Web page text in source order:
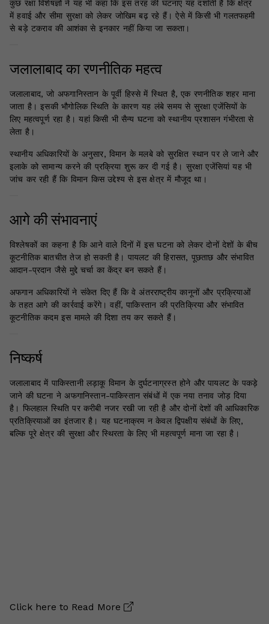
कुछ रक्षा विशेषज्ञों ने यह भी कहा कि इस तरह की घटनाएं यह दर्शाती हैं कि क्षेत्र
में हवाई और सीमा सुरक्षा को लेकर जोखिम बढ़ रहे हैं। ऐसे में किसी भी गलतफहमी
से बड़े टकराव की आशंका से इनकार नहीं किया जा सकता।
जलालाबाद का रणनीतिक महत्व
जलालाबाद, जो अफगानिस्तान के पूर्वी हिस्से में स्थित है, एक रणनीतिक शहर माना
जाता है। इसकी भौगोलिक स्थिति के कारण यह लंबे समय से सुरक्षा एजेंसियों के
लिए महत्वपूर्ण रहा है। यहां किसी भी सैन्य घटना को स्थानीय प्रशासन गंभीरता से
लेता है।
स्थानीय अधिकारियों के अनुसार, विमान के मलबे को सुरक्षित स्थान पर ले जाने और
इलाके को सामान्य करने की प्रक्रिया शुरू कर दी गई है। सुरक्षा एजेंसियां यह भी
जांच कर रही हैं कि विमान किस उद्देश्य से इस क्षेत्र में मौजूद था।
आगे की संभावनाएं
विश्लेषकों का कहना है कि आने वाले दिनों में इस घटना को लेकर दोनों देशों के बीच
कूटनीतिक बातचीत तेज हो सकती है। पायलट की हिरासत, पूछताछ और संभावित
आदान-प्रदान जैसे मुद्दे चर्चा का केंद्र बन सकते हैं।
अफगान अधिकारियों ने संकेत दिए हैं कि वे अंतरराष्ट्रीय कानूनों और प्रक्रियाओं
के तहत आगे की कार्रवाई करेंगे। वहीं, पाकिस्तान की प्रतिक्रिया और संभावित
कूटनीतिक कदम इस मामले की दिशा तय कर सकते हैं।
निष्कर्ष
जलालाबाद में पाकिस्तानी लड़ाकू विमान के दुर्घटनाग्रस्त होने और पायलट के पकड़े
जाने की घटना ने अफगानिस्तान-पाकिस्तान संबंधों में एक नया तनाव जोड़ दिया
है। फिलहाल स्थिति पर करीबी नजर रखी जा रही है और दोनों देशों की आधिकारिक
प्रतिक्रियाओं का इंतजार है। यह घटनाक्रम न केवल द्विपक्षीय संबंधों के लिए,
बल्कि पूरे क्षेत्र की सुरक्षा और स्थिरता के लिए भी महत्वपूर्ण माना जा रहा है।
Click here to Read More